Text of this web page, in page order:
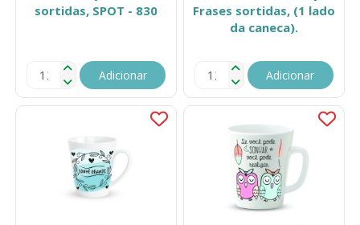
sortidas, SPOT - 830
Adicionar
Frases sortidas, (1 lado
da caneca).
Adicionar